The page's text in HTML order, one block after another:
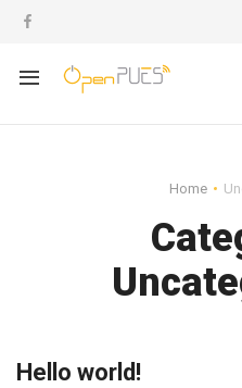
Home
Hello world!